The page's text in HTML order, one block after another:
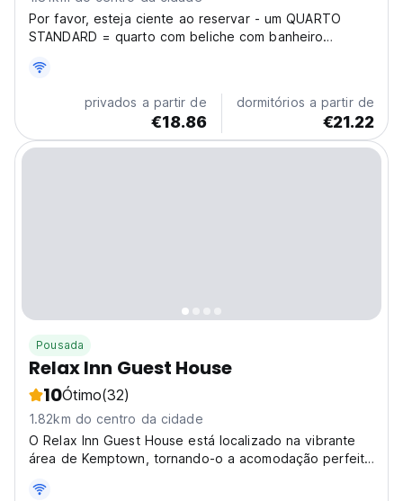
Por favor, esteja ciente ao reservar - um QUARTO
STANDARD = quarto com beliche com banheiro
banheiro privativo. O HAPPY Brighton NÃO tem
recepção 24 horas e o último horário de check-in é às
20h. Em uma bela propriedade...
privados a partir de
€18.86
dormitórios a partir de
€21.22
Pousada
Relax Inn Guest House
10Ótimo(32)
1.82km do centro da cidade
O Relax Inn Guest House está localizado na vibrante
área de Kemptown, tornando-o a acomodação perfeita